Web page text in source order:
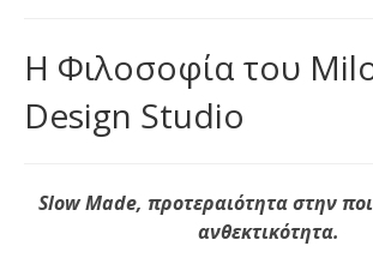
Η Φιλοσοφία του
Design Studio
Slow Made, προτεραιότητα στην
ανθεκτικότητα.